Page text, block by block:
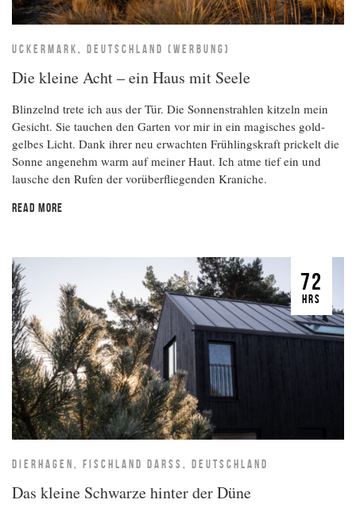
UCKERMARK, DEUTSCHLAND (WERBUNG)
Die kleine Acht – ein Haus mit Seele
Blinzelnd trete ich aus der Tür. Die Sonnenstrahlen kitzeln mein
Gesicht. Sie tauchen den Garten vor mir in ein magisches gold-
gelbes Licht. Dank ihrer neu erwachten Frühlingskraft prickelt die
Sonne angenehm warm auf meiner Haut. Ich atme tief ein und
lausche den Rufen der vorüberfliegenden Kraniche.
READ MORE
72
HRS
DIERHAGEN, FISCHLAND DARSS, DEUTSCHLAND
Das kleine Schwarze hinter der Düne